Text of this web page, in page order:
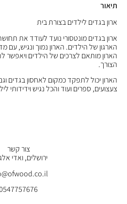
תיאור
ארון בגדים לילדים בצורת בית
ארון בגדים מונטסורי נועד לעודד את
הארגון של הילדים. הארון נמוך ונגיש, עם
הארון מותאם לצרכים של הילדים
הצורך.
הארון יכול לתפקד כמקום לאחסון בגדים
צעצועים, ספרים ועוד והכל נגיש וידידותי
צור קשר
ירושלים, ואדי